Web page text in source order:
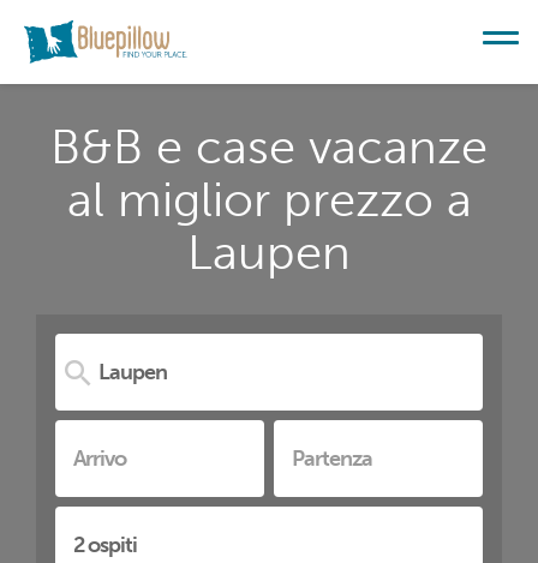
B&B e case vacanze
al miglior prezzo a
Laupen